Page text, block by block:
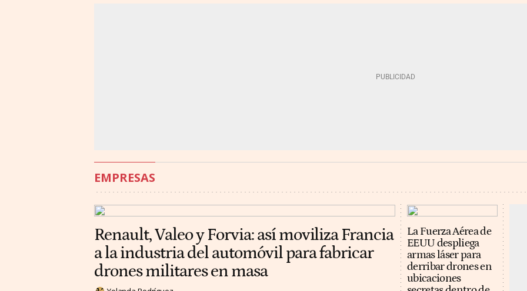
EMPRESAS
Renault, Valeo y Forvia: así moviliza Francia
a la industria del automóvil para fabricar
drones militares en masa
La Fuerza Aérea de
EEUU despliega
armas láser para
derribar drones en
ubicaciones